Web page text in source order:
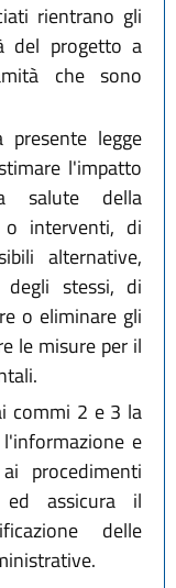
rientrano gli
del progetto a
che sono
presente legge
l'impatto
salute della
o interventi, di
alternative,
degli stessi, di
o eliminare gli
le misure per il
commi 2 e 3 la
e
procedimenti
ed assicura il
delle